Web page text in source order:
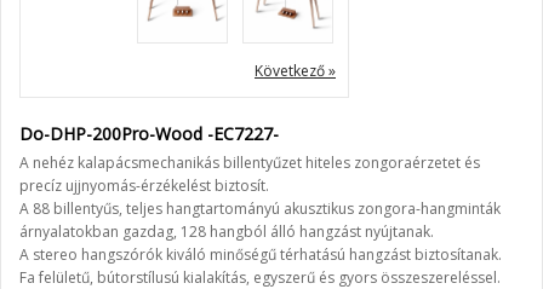
Következő »
Do-DHP-200Pro-Wood -EC7227-
A nehéz kalapácsmechanikás billentyűzet hiteles zongoraérzetet és
precíz ujjnyomás-érzékelést biztosít.
A 88 billentyűs, teljes hangtartományú akusztikus zongora-hangminták
árnyalatokban gazdag, 128 hangból álló hangzást nyújtanak.
A stereo hangszórók kiváló minőségű térhatású hangzást biztosítanak.
Fa felületű, bútorstílusú kialakítás, egyszerű és gyors összeszereléssel.